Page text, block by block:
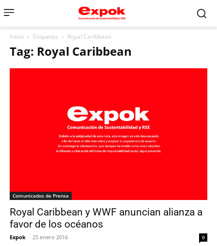
Inicio Etiquetas Royal Caribbean
Tag: Royal Caribbean
Comunicados de Prensa
Royal Caribbean y WWF anuncian alianza a
favor de los océanos
Expok - 25 enero 2016 0